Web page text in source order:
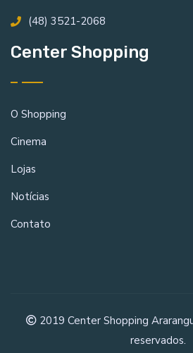
(48) 3521-2068
Center Shopping
O Shopping
Cinema
Lojas
Notícias
Contato
2019 Center Shopping
reservados.